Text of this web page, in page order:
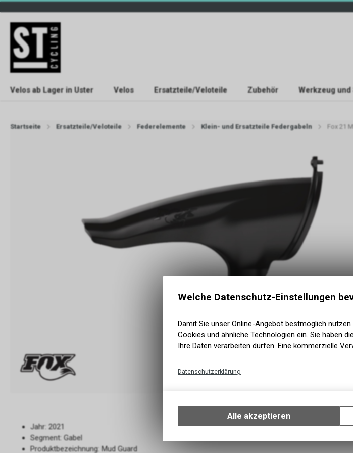
Velos ab Lager in Uster Velos Ersatzteile/Veloteile Zubehör Werkzeug
Startseite Ersatzteile/Veloteile Federelemente Klein- und Ersatzteile Federgabeln Fox 21
Jahr: 2021
Segment: Gabel
Produktbezeichnung: Mud Guard
Welche Datenschutz-Einstellungen
Damit Sie unser Online-Angebot bestmöglich
Cookies und ähnliche Technologien ein. Sie haben
Ihre Daten verarbeiten dürfen. Eine kommerzielle
Datenschutzerklärung
Ihrem Gerät, um die grundlegenden
Verwendung des Warenkorbs, zu
zulassen.
Alle akzeptieren